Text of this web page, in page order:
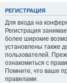
РЕГИСТРАЦИЯ
Для входа на
Регистрация
более широкие
установлены также
пользователей.
ознакомиться с
Помните, что ваше
правилами.